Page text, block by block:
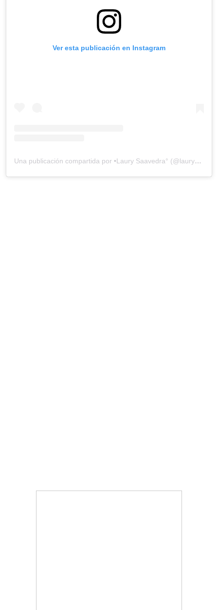
Ver esta publicación en Instagram
Una publicación compartida por •Laury Saavedra° (@laury_saavedra__)